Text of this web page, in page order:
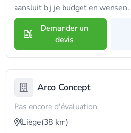
aansluit bij je budget en wensen.
Demander un
devis
Arco Concept
Pas encore d'évaluation
Liège(38 km)